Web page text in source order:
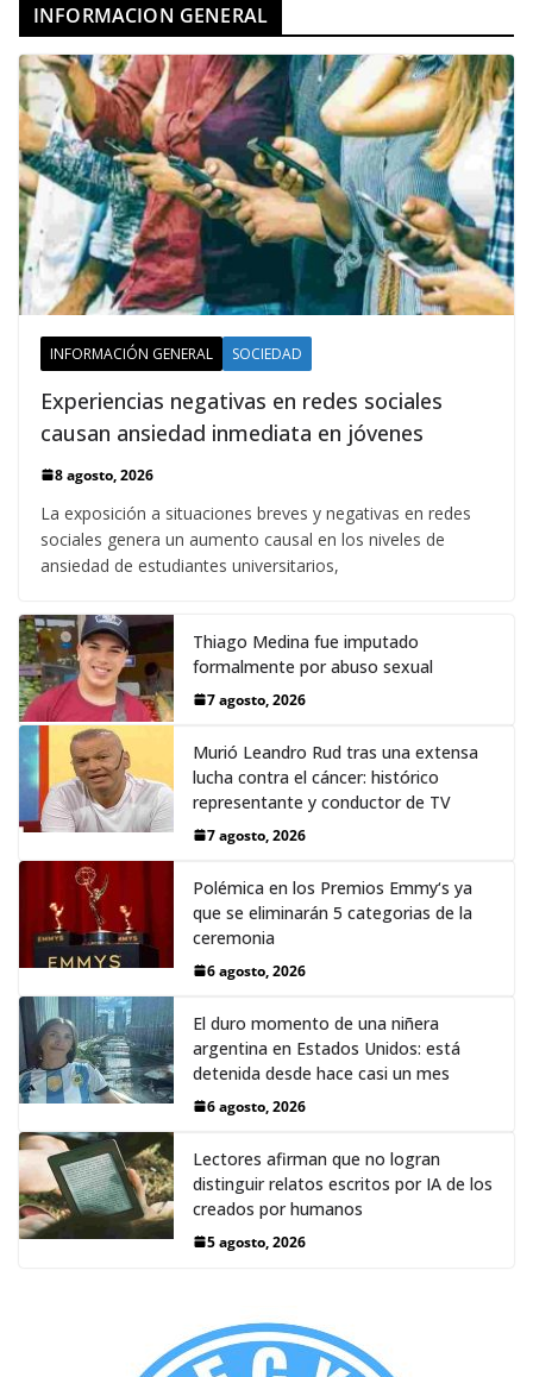
INFORMACION GENERAL
INFORMACIÓN GENERAL SOCIEDAD
Experiencias negativas en redes sociales
causan ansiedad inmediata en jóvenes
8 agosto, 2026
La exposición a situaciones breves y negativas en redes
sociales genera un aumento causal en los niveles de
ansiedad de estudiantes universitarios,
Thiago Medina fue imputado
formalmente por abuso sexual
7 agosto, 2026
Murió Leandro Rud tras una extensa
lucha contra el cáncer: histórico
representante y conductor de TV
7 agosto, 2026
Polémica en los Premios Emmy‘s ya
que se eliminarán 5 categorias de la
ceremonia
6 agosto, 2026
El duro momento de una niñera
argentina en Estados Unidos: está
detenida desde hace casi un mes
6 agosto, 2026
Lectores afirman que no logran
distinguir relatos escritos por IA de los
creados por humanos
5 agosto, 2026